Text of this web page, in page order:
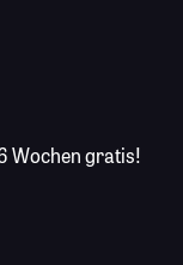
Wochen gratis!